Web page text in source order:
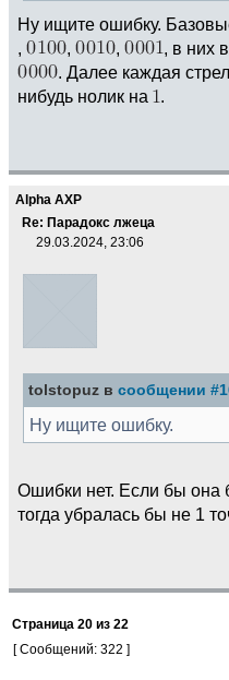
Ну ищите ошибку.
,
, ,
, в них
. Далее каждая
нибудь нолик на
.
Alpha AXP
Re: Парадокс лжеца
29.03.2024, 23:06
tolstopuz в сообщении
Ну ищите ошибку.
Ошибки нет. Если бы она
тогда убралась бы не 1
Страница 20 из 22
[ Сообщений: 322 ]